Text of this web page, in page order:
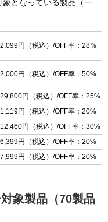
となっている製品（一
2,099円（税込）/OFF率：28％
2,000円（税込）/OFF率：50%
29,800円（税込）/OFF率：25%
1,119円（税込）/OFF率：20%
12,460円（税込）/OFF率：30%
6,399円（税込）/OFF率：20%
7,999円（税込）/OFF率：20%
象製品（70製品